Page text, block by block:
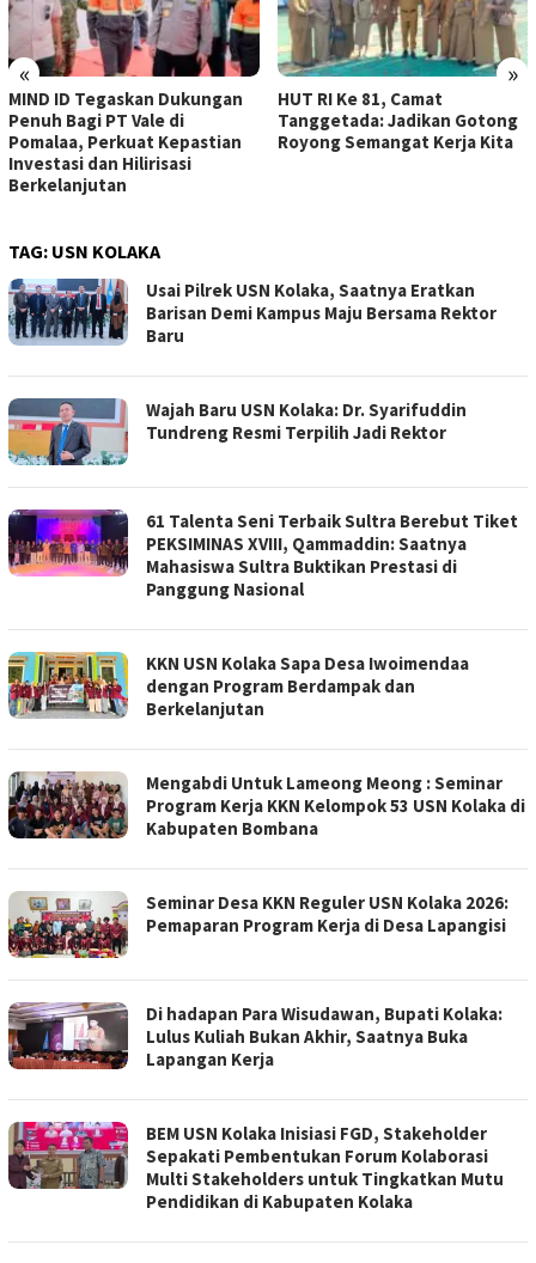
« »
MIND ID Tegaskan Dukungan
Penuh Bagi PT Vale di
Pomalaa, Perkuat Kepastian
Investasi dan Hilirisasi
Berkelanjutan
HUT RI Ke 81, Camat
Tanggetada: Jadikan Gotong
Royong Semangat Kerja Kita
TAG: USN KOLAKA
Usai Pilrek USN Kolaka, Saatnya Eratkan
Barisan Demi Kampus Maju Bersama Rektor
Baru
Wajah Baru USN Kolaka: Dr. Syarifuddin
Tundreng Resmi Terpilih Jadi Rektor
61 Talenta Seni Terbaik Sultra Berebut Tiket
PEKSIMINAS XVIII, Qammaddin: Saatnya
Mahasiswa Sultra Buktikan Prestasi di
Panggung Nasional
KKN USN Kolaka Sapa Desa Iwoimendaa
dengan Program Berdampak dan
Berkelanjutan
Mengabdi Untuk Lameong Meong : Seminar
Program Kerja KKN Kelompok 53 USN Kolaka di
Kabupaten Bombana
Seminar Desa KKN Reguler USN Kolaka 2026:
Pemaparan Program Kerja di Desa Lapangisi
Di hadapan Para Wisudawan, Bupati Kolaka:
Lulus Kuliah Bukan Akhir, Saatnya Buka
Lapangan Kerja
BEM USN Kolaka Inisiasi FGD, Stakeholder
Sepakati Pembentukan Forum Kolaborasi
Multi Stakeholders untuk Tingkatkan Mutu
Pendidikan di Kabupaten Kolaka